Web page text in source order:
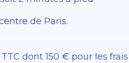
de Paris.
dont 150 € pour les